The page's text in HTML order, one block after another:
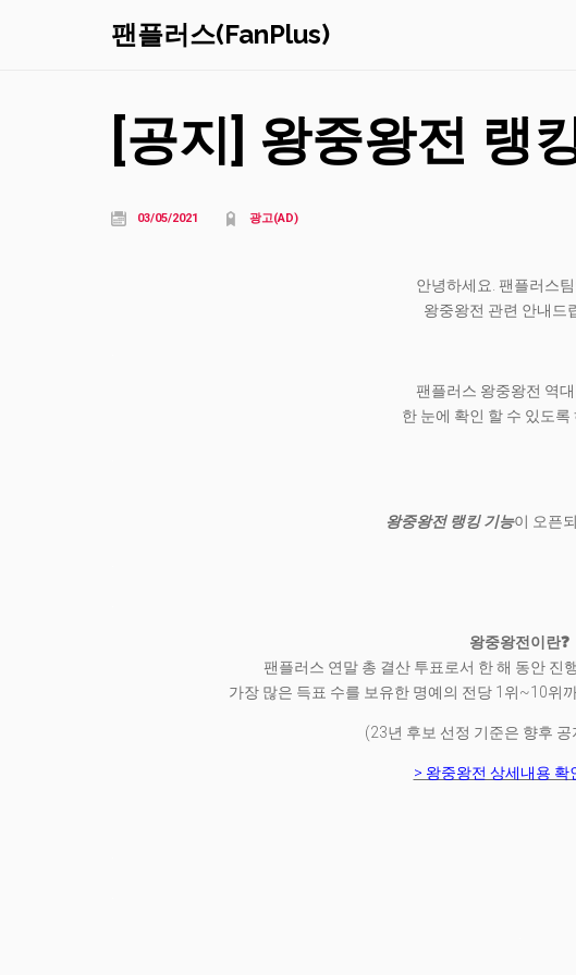
팬플러스(FanPlus)
[공지] 왕중왕전 랭
03/05/2021 광고(AD)
안녕하세요. 팬플러스팀
왕중왕전 관련 안내드
팬플러스 왕중왕전 역
한 눈에 확인 할 수 있도록
왕중왕전 랭킹 기능이 오픈
왕중왕전이란❓
팬플러스 연말 총 결산 투표로서 한 해 동안 진
가장 많은 득표 수를 보유한 명예의 전당 1위~10위
(23년 후보 선정 기준은 향후
> 왕중왕전 상세내용 확